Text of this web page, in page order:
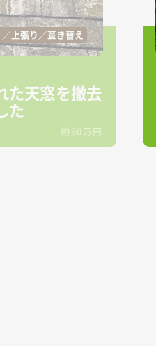
上張り／葺き替え
た天窓を撤去
た
約30万円